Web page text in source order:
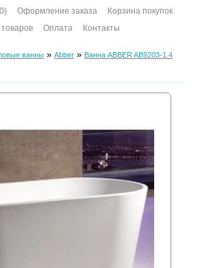
Оформление заказа
Корзина покупок
товаров
Оплата Контакты
ванны» Abber» Ванна ABBER AB9203-1.4